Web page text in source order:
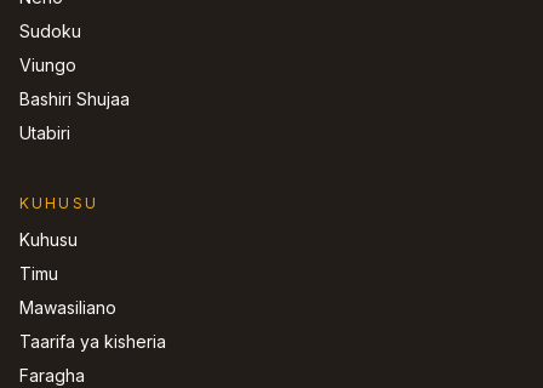
Sudoku
Viungo
Bashiri Shujaa
Utabiri
KUHUSU
Kuhusu
Timu
Mawasiliano
Taarifa ya kisheria
Faragha